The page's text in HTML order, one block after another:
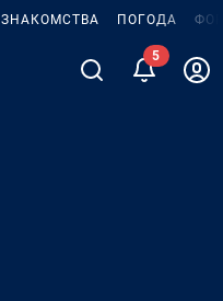
ЗНАКОМСТВА ПОГОДА
5